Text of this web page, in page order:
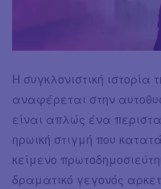
Η συγκλονιστική ιστορία
αναφέρεται στην
είναι απλώς ένα
ηρωική στιγμή που
κείμενο
δραματικό γεγονός